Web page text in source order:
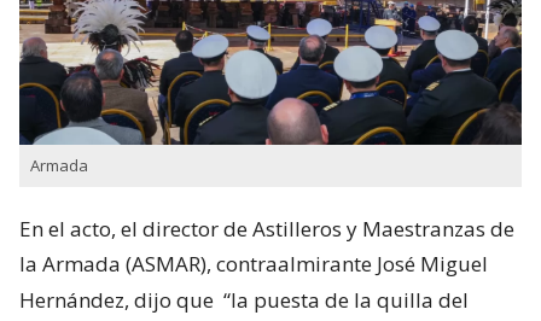
Armada
En el acto, el director de Astilleros y Maestranzas de
la Armada (ASMAR), contraalmirante José Miguel
Hernández, dijo que “la puesta de la quilla del